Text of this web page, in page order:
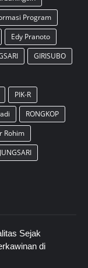
Program
Edy Pranoto
GIRISUBO
PIK-R
RONGKOP
Rohim
Sejak
di